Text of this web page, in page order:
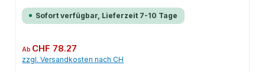
Sofort verfügbar, Lieferzeit 7-10 Tage
Regulärer Preis:
Ab CHF 78.27
zzgl. Versandkosten nach CH